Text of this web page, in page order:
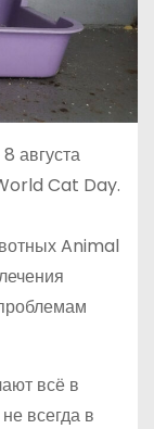
августа
Cat Day.
Animal
всё в
всегда в